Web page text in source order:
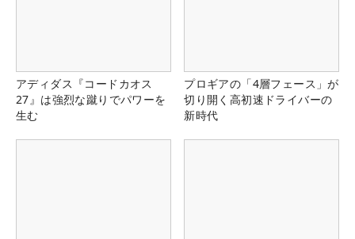
アディダス『コードカオス
27』は強烈な蹴りでパワーを
生む
プロギアの「4層フェース」が
切り開く高初速ドライバーの
新時代